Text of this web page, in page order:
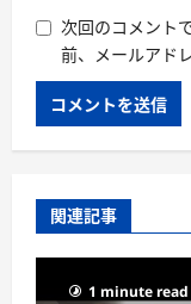
次回のコメント
前、メールアド
関連記事
1 minute read